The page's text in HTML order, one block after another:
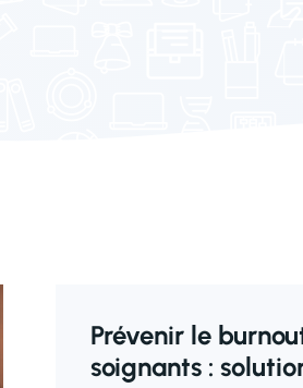
Prévenir le
soignants :